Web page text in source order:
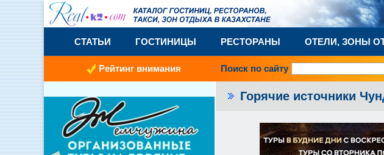
СТАТЬИ ГОСТИНИЦЫ РЕСТОРАНЫ ОТЕЛИ, ЗОНЫ
Рейтинг внимания Поиск по сайту
Горячие источники